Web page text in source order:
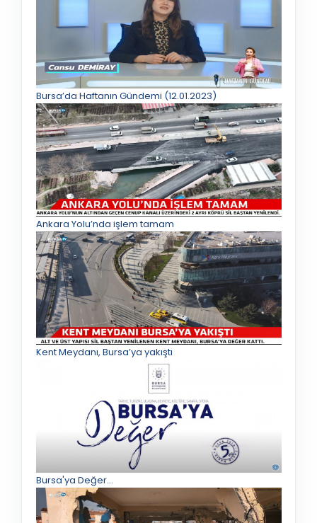
Bursa’da Haftanın Gündemi (12.01.2023)
Ankara Yolu’nda işlem tamam
Kent Meydanı, Bursa’ya yakıştı
Bursa'ya Değer...